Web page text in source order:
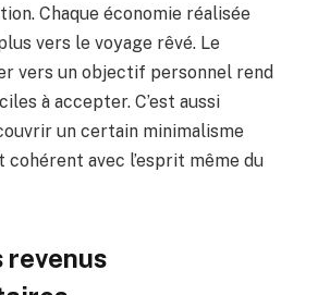
Chaque économie réalisée
vers le voyage rêvé. Le
vers un objectif personnel rend
à accepter. C’est aussi
un certain minimalisme
cohérent avec l’esprit même du
revenus